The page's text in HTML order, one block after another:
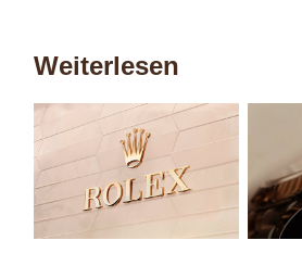
Weiterlesen